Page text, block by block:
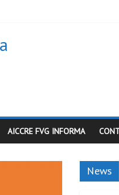
AICCRE FVG INFORMA
News